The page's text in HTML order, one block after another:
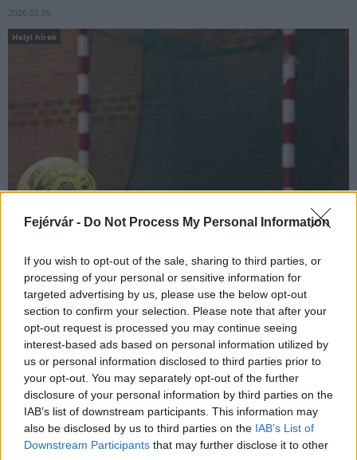
Fejérvár - Do Not Process My Personal Information
If you wish to opt-out of the sale, sharing to third parties, or
processing of your personal or sensitive information for
targeted advertising by us, please use the below opt-out
section to confirm your selection. Please note that after your
opt-out request is processed you may continue seeing
interest-based ads based on personal information utilized by
us or personal information disclosed to third parties prior to
your opt-out. You may separately opt-out of the further
disclosure of your personal information by third parties on the
IAB’s list of downstream participants. This information may
also be disclosed by us to third parties on the IAB’s List of
Downstream Participants that may further disclose it to other
2026.02.05
Helyi hírek
férfi és női kézilabda Szuperkupa-mérkőzéseket.
Női kézilabda NB I. – Fontos pontokat szórt el az Alba
Fehérvár
Helyi hírek